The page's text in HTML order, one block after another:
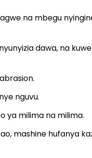
na mbegu
dawa, na
nguvu.
ya milima na milima.
mashine hufanya